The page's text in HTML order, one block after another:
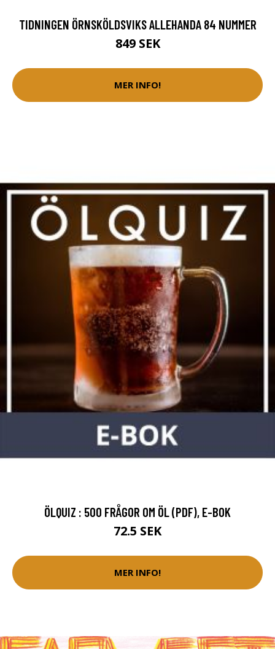
TIDNINGEN ÖRNSKÖLDSVIKS ALLEHANDA 84 NUMMER
849 SEK
MER INFO!
ÖLQUIZ : 500 FRÅGOR OM ÖL (PDF), E-BOK
72.5 SEK
MER INFO!